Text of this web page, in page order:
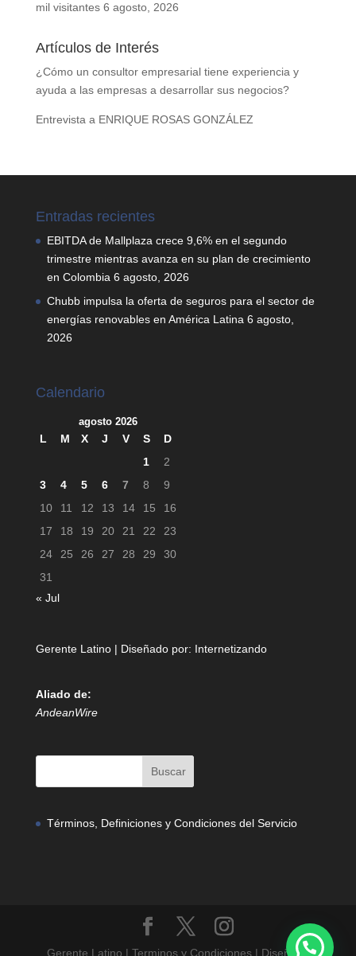
mil visitantes 6 agosto, 2026
Artículos de Interés
¿Cómo un consultor empresarial tiene experiencia y
ayuda a las empresas a desarrollar sus negocios?
Entrevista a ENRIQUE ROSAS GONZÁLEZ
Entradas recientes
EBITDA de Mallplaza crece 9,6% en el segundo
trimestre mientras avanza en su plan de crecimiento
en Colombia 6 agosto, 2026
Chubb impulsa la oferta de seguros para el sector de
energías renovables en América Latina 6 agosto,
2026
Calendario
agosto 2026
L M X J V S
D
1
2
3
4 5 6 7 8
9
10
11 12 13 14 15
16
17
18 19 20 21 22
23
24
25 26 27 28 29
30
31
« Jul
Gerente Latino | Diseñado por: Internetizando
Aliado de:
AndeanWire
Términos, Definiciones y Condiciones del Servicio
Gerente Latino | Terminos y Condiciones | Diseñado